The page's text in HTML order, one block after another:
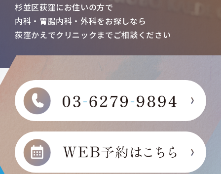
杉並区荻窪にお住いの方で
内科・胃腸内科・外科をお探しなら
荻窪かえでクリニックまでご相談ください